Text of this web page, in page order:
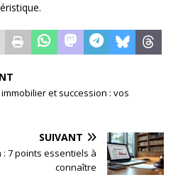
et succession : vos
SUIVANT
7 points essentiels à
connaître